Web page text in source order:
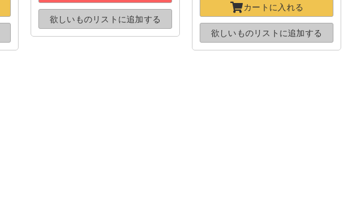
欲しいものリストに追加する
カートに入れる
欲しいものリストに追加する